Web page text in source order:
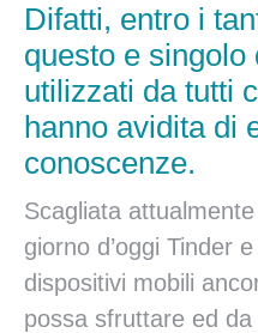
Difatti, entro i
questo e
utilizzati da tutti
hanno avidita di
conoscenze.
Scagliata
giorno d’oggi Tinder
dispositivi mobili
possa sfruttare ed da